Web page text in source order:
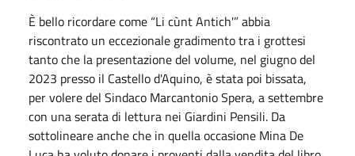
È bello ricordare come “Li cùnt Antich'” abbia
riscontrato un eccezionale gradimento tra i grottesi
tanto che la presentazione del volume, nel giugno del
2023 presso il Castello d'Aquino, è stata poi bissata,
per volere del Sindaco Marcantonio Spera, a settembre
con una serata di lettura nei Giardini Pensili. Da
sottolineare anche che in quella occasione Mina De